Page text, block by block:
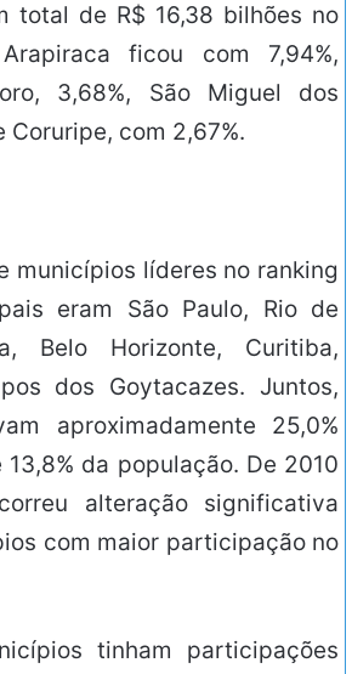
total de R$ 16,38 bilhões no
ficou com 7,94%,
3,68%, São Miguel dos
Coruripe, com 2,67%.
municípios líderes no ranking
eram São Paulo, Rio de
Belo Horizonte, Curitiba,
dos Goytacazes. Juntos,
aproximadamente 25,0%
da população. De 2010
alteração significativa
com maior participação no
tinham participações